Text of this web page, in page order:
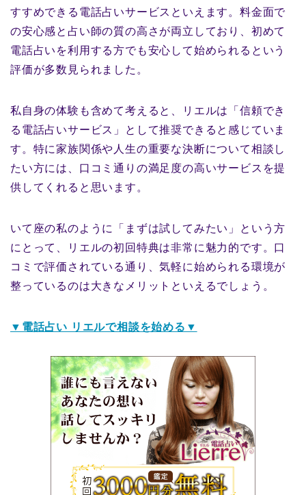
すすめできる電話占いサービスといえます。料金面で
の安心感と占い師の質の高さが両立しており、初めて
電話占いを利用する方でも安心して始められるという
評価が多数見られました。
私自身の体験も含めて考えると、リエルは「信頼でき
る電話占いサービス」として推奨できると感じていま
す。特に家族関係や人生の重要な決断について相談し
たい方には、口コミ通りの満足度の高いサービスを提
供してくれると思います。
いて座の私のように「まずは試してみたい」という方
にとって、リエルの初回特典は非常に魅力的です。口
コミで評価されている通り、気軽に始められる環境が
整っているのは大きなメリットといえるでしょう。
▼電話占い リエルで相談を始める▼